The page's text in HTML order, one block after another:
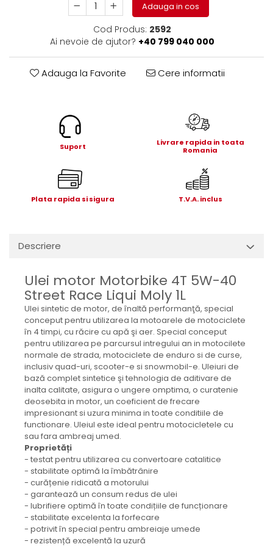
Motoare electrice si pompe
hidraulice
Role, bucse si bolturi
Bolturi, role si bucse
Cilindri si burdufe
Electrice
Mecanica
Electropompa si motoare
electrice
Burdufuri si cilindri hidraulici
Role, bucsi si bolturi
BEHRENS
Bolturi - role - bucse
Burdufe si cilindri
Mecanice
Electrice
Hidraulice
Motoare electrice si pompe
SÖRENSEN
Mecanice
Electrice
Hidraulice
Cilindri hidraulici si burdufe
Adauga in cos
Cod Produs: 2592
Ai nevoie de ajutor? +40 799 040 000
Adauga la Favorite Cere informatii
Suport
Livrare rapida in toata
Romania
Plata rapida si sigura T.V.A. inclus
Descriere
Ulei motor Motorbike 4T 5W-40
Street Race Liqui Moly 1L
Ulei sintetic de motor, de înaltă performanţă, special
conceput pentru utilizarea la motoarele de motociclete
în 4 timpi, cu răcire cu apă şi aer. Special conceput
pentru utilizarea pe parcursul intregului an in motocilete
normale de strada, motociclete de enduro si de curse,
inclusiv quad-uri, scooter-e si snowmobil-e. Uleiuri de
bază complet sintetice şi tehnologia de aditivare de
inalta calitate, asigura o ungere omptima, o curatenie
deosebita in motor, un coeficient de frecare
impresionant si uzura minima in toate conditiile de
functionare. Uleiul este ideal pentru motocicletele cu
sau fara ambreaj umed.
Proprietăți
- testat pentru utilizarea cu convertoare catalitice
- stabilitate optimă la îmbătrânire
- curățenie ridicată a motorului
- garantează un consum redus de ulei
- lubrifiere optimă în toate condițiile de funcționare
- stabilitate excelenta la forfecare
- potrivit în special pentru ambreiaje umede
- rezistență excelentă la uzură